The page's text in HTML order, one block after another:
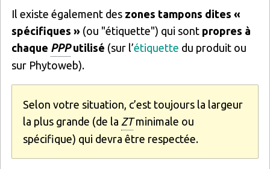
Il existe également des zones tampons dites «
spécifiques » (ou "étiquette") qui sont propres à
chaque PPPutilisé (sur l’étiquette du produit ou
sur Phytoweb).
Selon votre situation, c’est toujours la largeur
la plus grande (de la ZTminimale ou
spécifique) qui devra être respectée.